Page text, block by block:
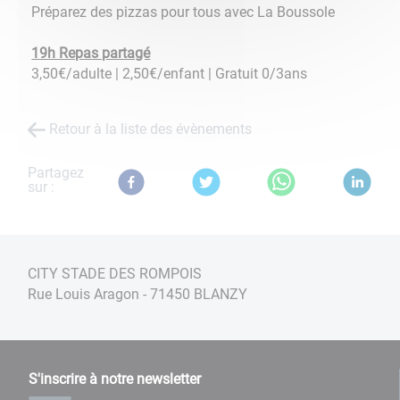
Préparez des pizzas pour tous avec La Boussole
19h Repas partagé
3,50€/adulte | 2,50€/enfant | Gratuit 0/3ans
Retour à la liste des évènements
Partagez
sur :
CITY STADE DES ROMPOIS
Rue Louis Aragon - 71450 BLANZY
S'inscrire à notre newsletter